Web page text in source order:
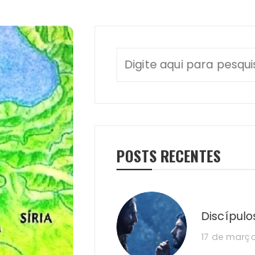
POSTS RECENTES
17 de